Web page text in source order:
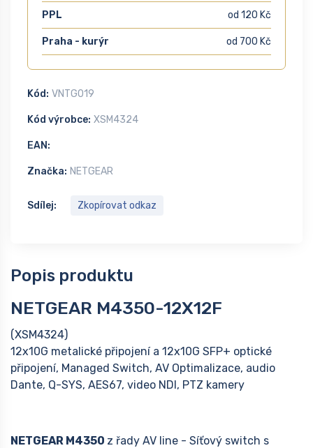
PPL od 120 Kč
Praha - kurýr od 700 Kč
Kód: VNTG019
Kód výrobce: XSM4324
EAN:
Značka: NETGEAR
Sdílej: Zkopírovat odkaz
Popis produktu
NETGEAR M4350-12X12F
(XSM4324)
12x10G metalické připojení a 12x10G SFP+ optické
připojení, Managed Switch, AV Optimalizace, audio
Dante, Q-SYS, AES67, video NDI, PTZ kamery
NETGEAR M4350 z řady AV line - Síťový switch s